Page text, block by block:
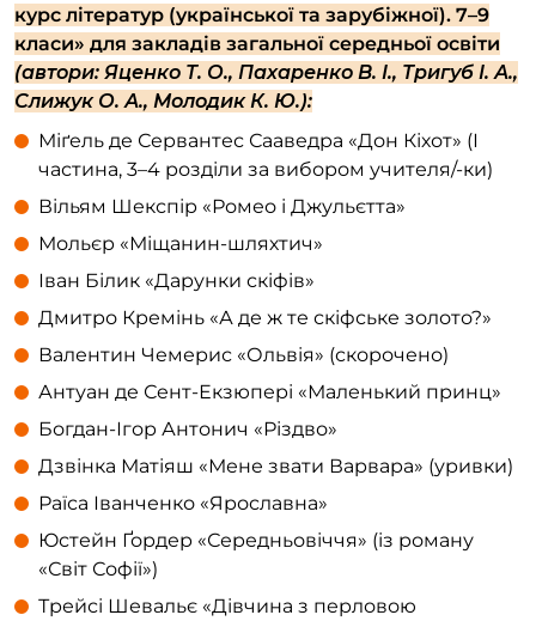
курс літератур (української та зарубіжної). 7–9
класи» для закладів загальної середньої освіти
(автори: Яценко Т. О., Пахаренко В. І., Тригуб І. А.,
Слижук О. А., Молодик К. Ю.):
Міґель де Сервантес Сааведра «Дон Кіхот» (І
частина, 3–4 розділи за вибором учителя/-ки)
Вільям Шекспір «Ромео і Джульєтта»
Мольєр «Міщанин-шляхтич»
Іван Білик «Дарунки скіфів»
Дмитро Кремінь «А де ж те скіфське золото?»
Валентин Чемерис «Ольвія» (скорочено)
Антуан де Сент-Екзюпері «Маленький принц»
Богдан-Ігор Антонич «Різдво»
Дзвінка Матіяш «Мене звати Варвара» (уривки)
Раїса Іванченко «Ярославна»
Юстейн Ґордер «Середньовіччя» (із роману
«Світ Софії»)
Трейсі Шевальє «Дівчина з перловою